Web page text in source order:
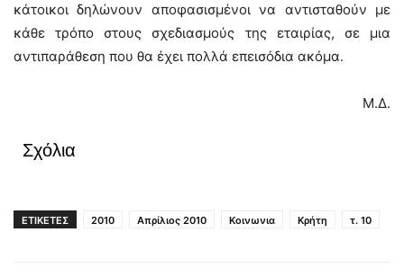
κάτοικοι δηλώνουν αποφασισμένοι να αντισταθούν με
κάθε τρόπο στους σχεδιασμούς της εταιρίας, σε μια
αντιπαράθεση που θα έχει πολλά επεισόδια ακόμα.
Μ.Δ.
Σχόλια
ΕΤΙΚΕΤΕΣ 2010 Απρίλιος 2010 Κοινωνια Κρήτη τ. 10